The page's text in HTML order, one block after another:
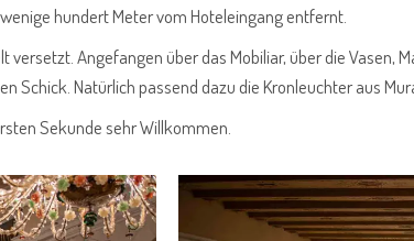
hundert Meter vom Hoteleingang entfernt.
Angefangen über das Mobiliar, über die Vasen,
Schick. Natürlich passend dazu die Kronleuchter aus
Sekunde sehr Willkommen.